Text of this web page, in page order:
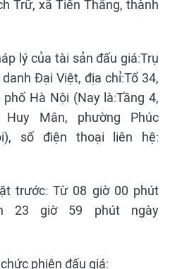
Trữ, xã Tiến Thắng, thành
lý của tài sản đấu giá:Trụ
Đại Việt, địa chỉ:Tổ 34,
Hà Nội (Nay là:Tầng 4,
Mân, phường Phúc
số điện thoại liên hệ:
trước: Từ 08 giờ 00 phút
23 giờ 59 phút ngày
phiên đấu giá: